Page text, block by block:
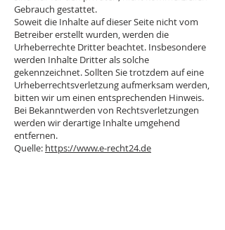
Gebrauch gestattet.
Soweit die Inhalte auf dieser Seite nicht vom
Betreiber erstellt wurden, werden die
Urheberrechte Dritter beachtet. Insbesondere
werden Inhalte Dritter als solche
gekennzeichnet. Sollten Sie trotzdem auf eine
Urheberrechtsverletzung aufmerksam werden,
bitten wir um einen entsprechenden Hinweis.
Bei Bekanntwerden von Rechtsverletzungen
werden wir derartige Inhalte umgehend
entfernen.
Quelle: https://www.e-recht24.de